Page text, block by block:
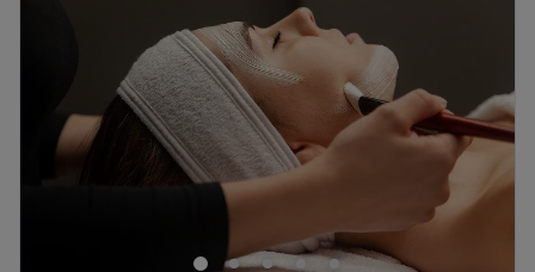
HIFU, microneedling, LED-therapie, cryotherapie,
chemische peelings, dieptereiniging gelaat, voetreflex,
Tixel, injectables, multitechnieken en uitgebreide
huidverzorging.
Voir le salon
10:00
Samedi
10:00 –17:00
Dimanche
Fermé
Beauty Art Clinic is gespecialiseerd in geavanceerde
huid-, ontharings- én esthetische behandelingen voor een
stralende en zelfverzekerde uitstraling. Onze huidexpert
Semih biedt innovatieve behandelingen zoals HIFU,